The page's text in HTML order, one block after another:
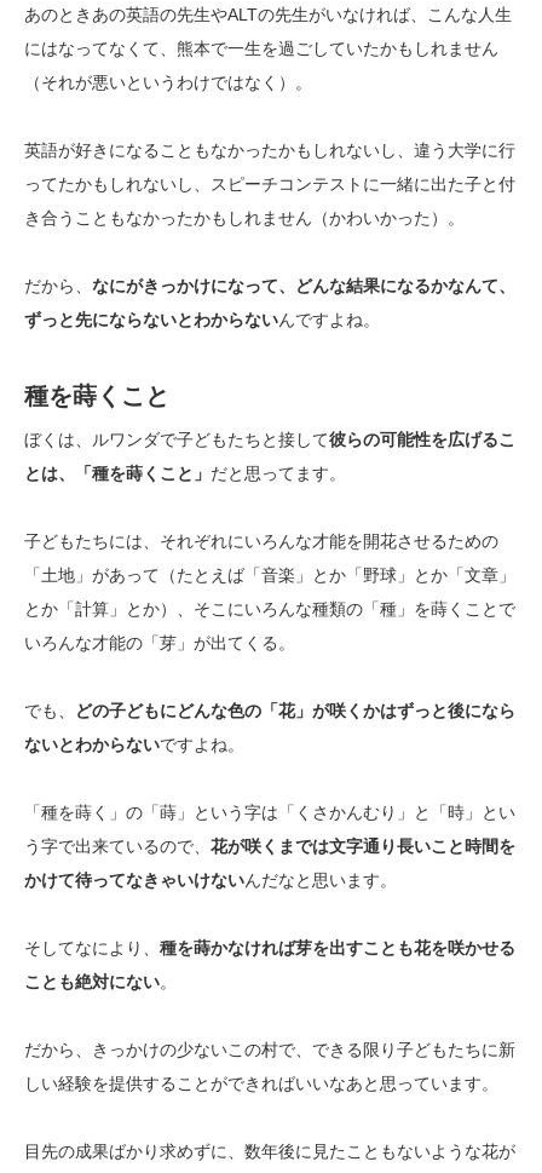
あのときあの英語の先生やALTの先生がいなければ、こんな人生
にはなってなくて、熊本で一生を過ごしていたかもしれません
（それが悪いというわけではなく）。
英語が好きになることもなかったかもしれないし、違う大学に行
ってたかもしれないし、スピーチコンテストに一緒に出た子と付
き合うこともなかったかもしれません（かわいかった）。
だから、 なにがきっかけになって、どんな結果になるかなんて、
ずっと先にならないとわからないんですよね。
種を蒔くこと
ぼくは、ルワンダで子どもたちと接して彼らの可能性を広げるこ
とは、「種を蒔くこと」 だと思ってます。
子どもたちには、それぞれにいろんな才能を開花させるための
「土地」があって（たとえば「音楽」とか「野球」とか「文章」
とか「計算」とか）、そこにいろんな種類の「種」を蒔くことで
いろんな才能の「芽」が出てくる。
でも、
どの子どもにどんな色の「花」が咲くかはずっと後になら
ないとわからないですよね。
「種を蒔く」の「蒔」という字は「くさかんむり」と「時」とい
う字で出来ているので、 花が咲くまでは文字通り長いこと時間を
かけて待ってなきゃいけないんだなと思います。
そしてなにより、 種を蒔かなければ芽を出すことも花を咲かせる
ことも絶対にない。
だから、きっかけの少ないこの村で、できる限り子どもたちに新
しい経験を提供することができればいいなあと思っています。
目先の成果ばかり求めずに、数年後に見たこともないような花が